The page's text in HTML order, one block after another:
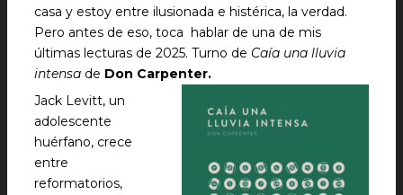
casa y estoy entre ilusionada e histérica, la verdad.
Pero antes de eso, toca hablar de una de mis
últimas lecturas de 2025. Turno de Caía una lluvia
intensa de Don Carpenter.
Jack Levitt, un
adolescente
huérfano, crece
entre
reformatorios,